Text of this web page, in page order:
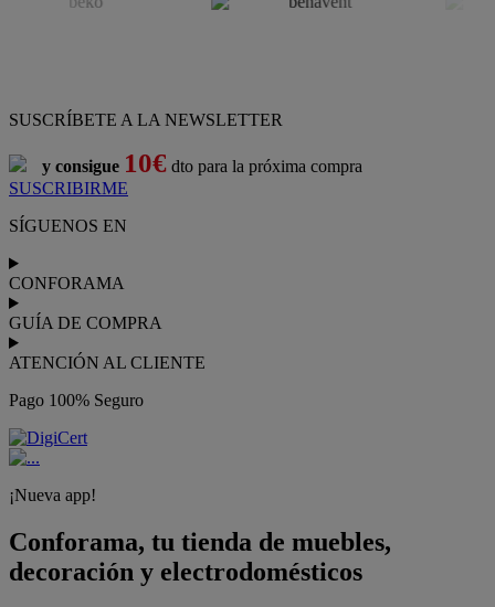
SUSCRÍBETE A LA NEWSLETTER
y consigue 10€ dto para la próxima compra
SUSCRIBIRME
SÍGUENOS EN
CONFORAMA
GUÍA DE COMPRA
ATENCIÓN AL CLIENTE
Pago 100% Seguro
¡Nueva app!
Conforama, tu tienda de muebles,
decoración y electrodomésticos